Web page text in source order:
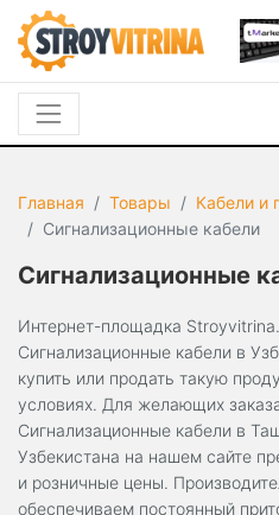
Главная Товары
Кабели и
Сигнализационные кабели
Сигнализационные
Интернет-площадка
Сигнализационные кабели в
купить или продать такую
условиях. Для желающих
Сигнализационные кабели в
Узбекистана на нашем сайте
и розничные цены.
обеспечиваем постоянный